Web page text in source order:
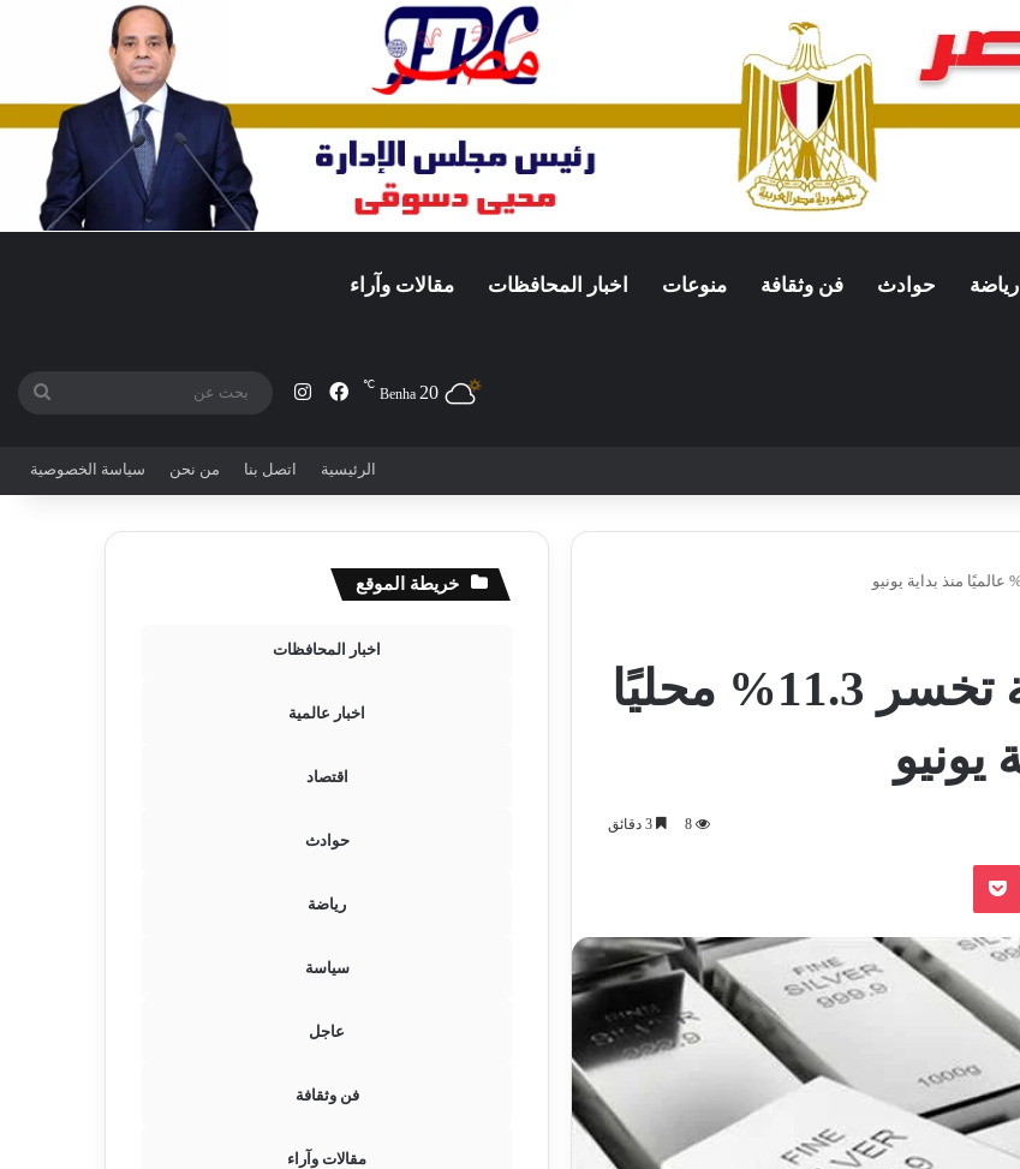
رياضة حوادث فن وثقافة منوعات اخبار المحافظات مقالات وآراء
Benha 20
℃ فيسبوكانستقرام
الرئيسية اتصل بنا من نحن سياسة الخصوصية
«مرصد الذهب»: الفضة تخسر 11.3% محليًا
8
خريطة الموقع
اخبار المحافظات
اخبار عالمية
اقتصاد
حوادث
رياضة
سياسة
عاجل
فن وثقافة
مقالات وآراء